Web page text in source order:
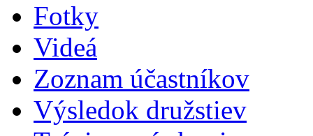
Fotky
Videá
Zoznam účastníkov
Výsledok družstiev